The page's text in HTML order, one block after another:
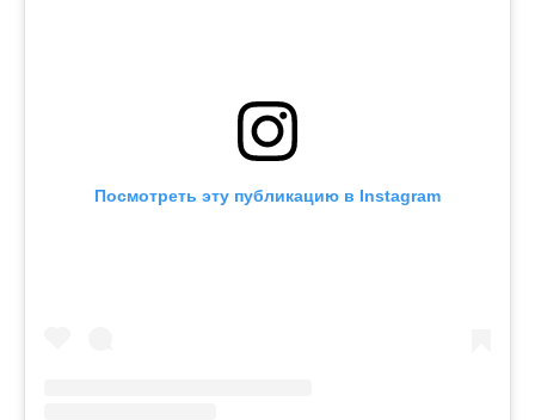
Посмотреть эту публикацию в Instagram